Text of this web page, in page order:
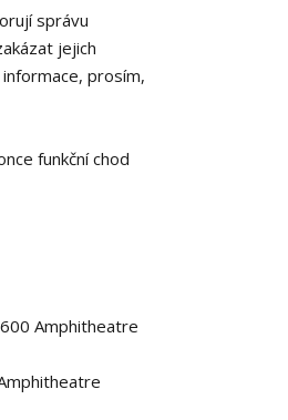
správu
jejich
prosím,
funkční chod
Amphitheatre